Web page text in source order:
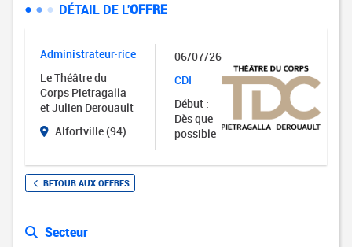
DÉTAIL DE L'OFFRE
Administrateur·rice
Le Théâtre du
Corps Pietragalla
et Julien Derouault
Alfortville (94)
06/07/26
CDI
Début :
Dès que
possible
RETOUR AUX OFFRES
Secteur